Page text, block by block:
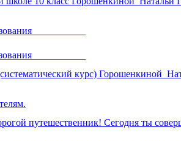
курс) Горошенкиной
Сегодня ты